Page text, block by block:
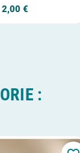
2,00 €
: